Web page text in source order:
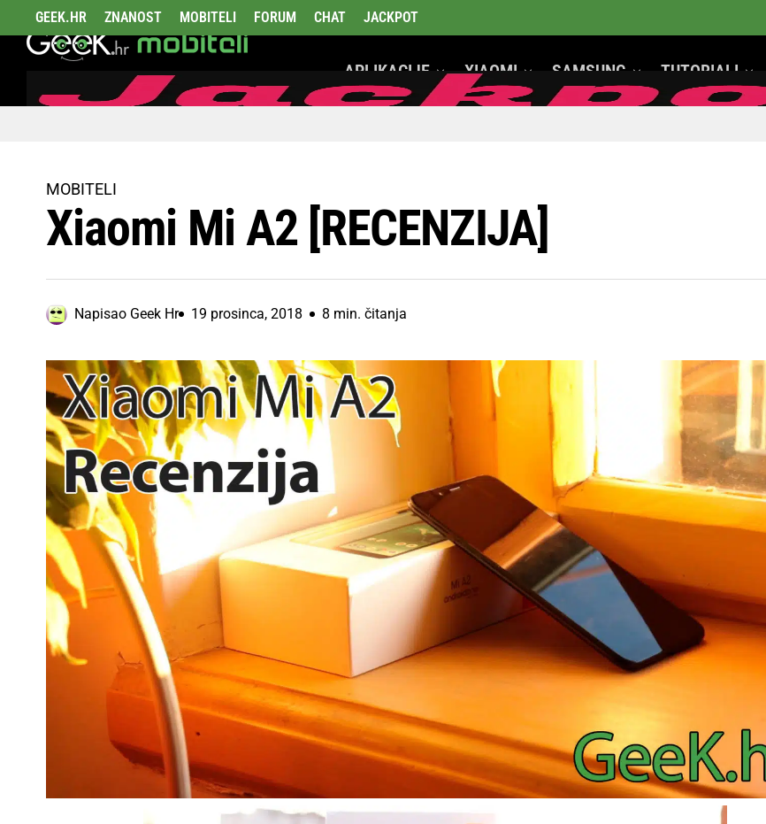
GEEK.HR ZNANOST MOBITELI FORUM CHAT JACKPOT
GeeK Mobiteli
APLIKACIJE XIAOMI SAMSUNG TUTORIALI
MOBITELI
Xiaomi Mi A2 [RECENZIJA]
Napisao Geek Hr 19 prosinca, 2018 8 min. čitanja